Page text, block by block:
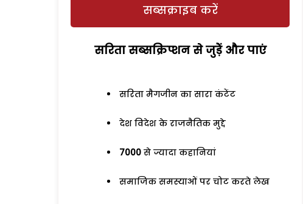
सब्सक्राइब करें
सरिता सब्सक्रिप्शन से जुड़ेें और पाएं
सरिता मैगजीन का सारा कंटेंट
देश विदेश के राजनैतिक मुद्दे
7000 से ज्यादा कहानियां
समाजिक समस्याओं पर चोट करते लेख